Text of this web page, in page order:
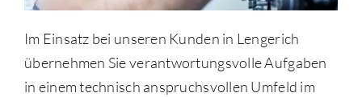
Im Einsatz bei unseren Kunden in Lengerich
übernehmen Sie verantwortungsvolle Aufgaben
in einem technisch anspruchsvollen Umfeld im